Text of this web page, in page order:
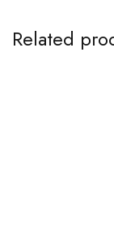
Related